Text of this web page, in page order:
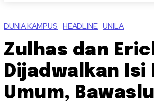
DUNIA KAMPUS HEADLINE UNILA
Zulhas dan
Dijadwalkan Isi
Umum,